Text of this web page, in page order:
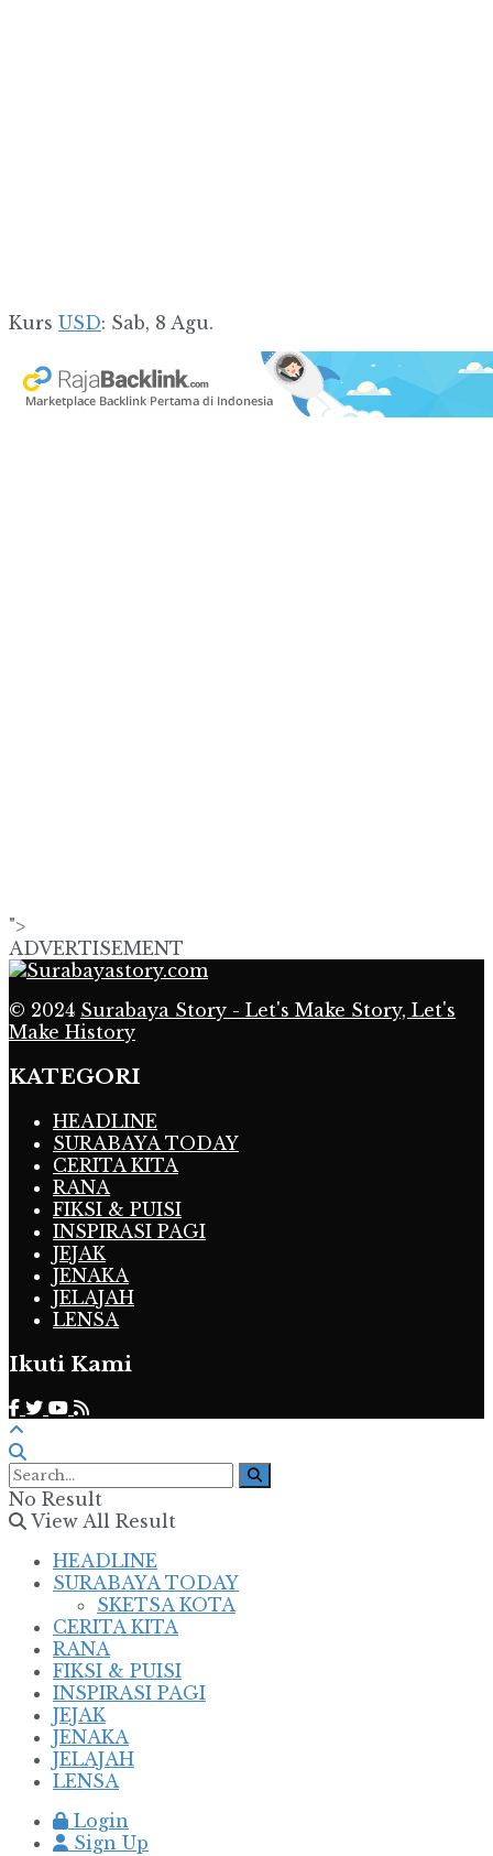
Kurs USD: Sab, 8 Agu.
">
ADVERTISEMENT
© 2024 Surabaya Story - Let's Make Story, Let's
Make History
KATEGORI
HEADLINE
SURABAYA TODAY
CERITA KITA
RANA
FIKSI & PUISI
INSPIRASI PAGI
JEJAK
JENAKA
JELAJAH
LENSA
Ikuti Kami
No Result
View All Result
HEADLINE
SURABAYA TODAY
SKETSA KOTA
CERITA KITA
RANA
FIKSI & PUISI
INSPIRASI PAGI
JEJAK
JENAKA
JELAJAH
LENSA
Login
Sign Up